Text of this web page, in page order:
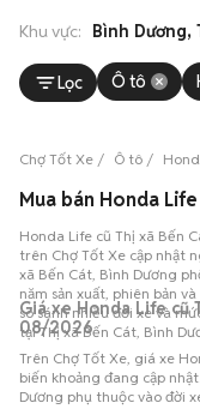
Khu vực: Bình Dương,
Lọc Ô tô
Chợ Tốt Xe Ô tô
Honda Life cũ Thị xã Bến
trên Chợ Tốt Xe cập nhật
xã Bến Cát, Bình Dương
năm sản xuất, phiên bản
so sánh nhiều đời xe và
tại Thị xã Bến Cát, Bình
Giá xe Honda Life cũ
08/2026
Trên Chợ Tốt Xe, giá xe
biến khoảng đang cập
Dương phụ thuộc vào đời